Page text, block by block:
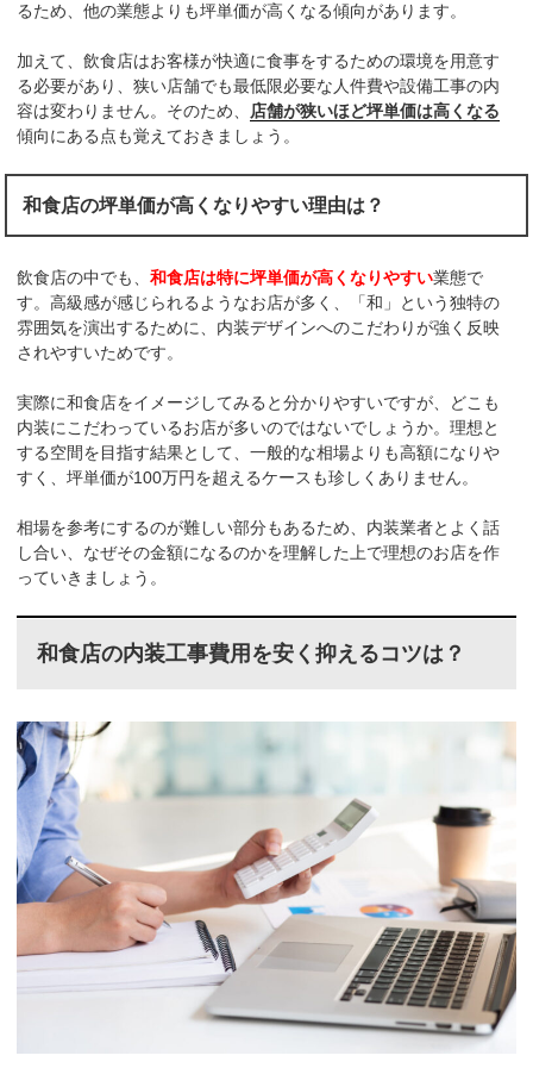
るため、他の業態よりも坪単価が高くなる傾向があります。
加えて、飲食店はお客様が快適に食事をするための環境を用意す
る必要があり、狭い店舗でも最低限必要な人件費や設備工事の内
容は変わりません。そのため、 店舗が狭いほど坪単価は高くなる
傾向にある点も覚えておきましょう。
和食店の坪単価が高くなりやすい理由は？
飲食店の中でも、和食店は特に坪単価が高くなりやすい業態で
す。高級感が感じられるようなお店が多く、「和」という独特の
雰囲気を演出するために、内装デザインへのこだわりが強く反映
されやすいためです。
実際に和食店をイメージしてみると分かりやすいですが、どこも
内装にこだわっているお店が多いのではないでしょうか。理想と
する空間を目指す結果として、一般的な相場よりも高額になりや
すく、坪単価が100万円を超えるケースも珍しくありません。
相場を参考にするのが難しい部分もあるため、内装業者とよく話
し合い、なぜその金額になるのかを理解した上で理想のお店を作
っていきましょう。
和食店の内装工事費用を安く抑えるコツは？